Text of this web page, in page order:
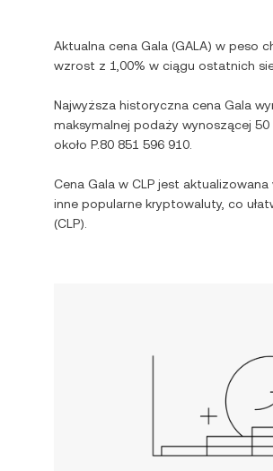
Aktualna cena Gala (GALA) w peso
wzrost z 1,00% w ciągu ostatnich
Najwyższa historyczna cena Gala
maksymalnej podaży wynoszącej 50
około P.80 851 596 910
Cena Gala w CLP jest
inne popularne kryptowaluty, co
(CLP).